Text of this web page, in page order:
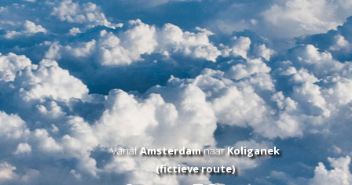
VanafAmsterdamnaarKoliganek
(fictieve route)